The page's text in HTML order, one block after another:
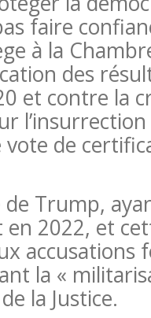
faire
à la
des
et contre la
de
Trump,
en 2022, et
accusations
la «
la Justice.